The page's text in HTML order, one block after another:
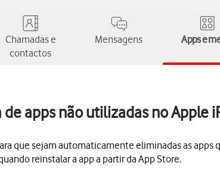
Chamadas e
contactos
Mensagens Apps e
apps não utilizadas no Apple
que sejam automaticamente eliminadas as apps
reinstalar a app a partir da App Store.